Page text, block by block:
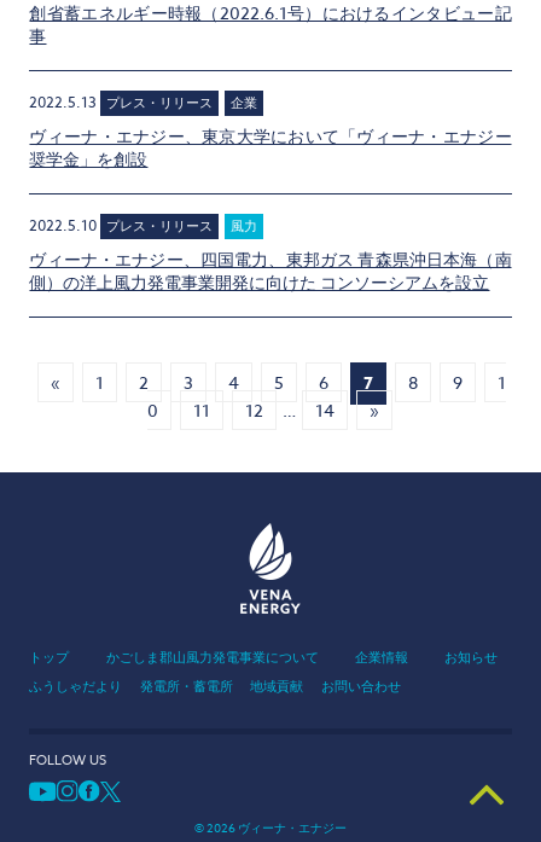
創省蓄エネルギー時報（2022.6.1号）におけるインタビュー記
事
2022.5.13 プレス・リリース 企業
ヴィーナ・エナジー、東京大学において「ヴィーナ・エナジー
奨学金」を創設
2022.5.10 プレス・リリース 風力
ヴィーナ・エナジー、四国電力、東邦ガス 青森県沖日本海（南
側）の洋上風力発電事業開発に向けた コンソーシアムを設立
« 1 2 3 4 5 6 7 8 9
1
0
11 12 … 14 »
トップ かごしま郡山風力発電事業について 企業情報
お知らせ
ふうしゃだより
発電所・蓄電所 地域貢献 お問い合わせ
FOLLOW US
© 2026 ヴィーナ・エナジー